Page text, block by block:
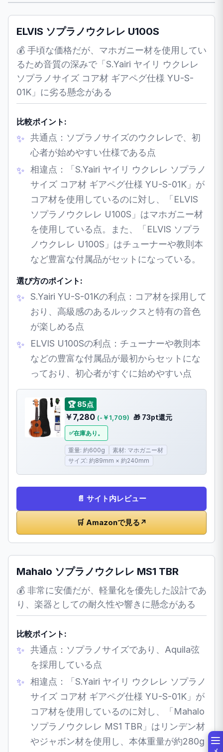
ELVIS ソプラノウクレレ U100S
💰 手頃な価格だが、マホガニー材を使用してい
るため音質の深みで「S.Yairi ヤイリ ウクレレ
ソプラノサイズ コア材 ギアペグ仕様 YU-S-
01K」に劣る懸念がある
比較ポイント:
共通点：ソプラノサイズのウクレレで、初
心者が始めやすい仕様である点
相違点：「S.Yairi ヤイリ ウクレレ ソプラノ
サイズ コア材 ギアペグ仕様 YU-S-01K」が
コア材を使用しているのに対し、「ELVIS
ソプラノウクレレ U100S」はマホガニー材
を使用している点。また、「ELVIS ソプラ
ノウクレレ U100S」はチューナーや教則本
など豊富な付属品がセットになっている。
選び方のポイント:
S.Yairi YU-S-01Kの利点：コア材を採用して
おり、高級感のあるルックスと特有の音色
が楽しめる点
ELVIS U100Sの利点：チューナーや教則本
などの豊富な付属品が最初からセットにな
っており、初心者がすぐに始めやすい点
🏆 85点
￥7,280 (-￥1,709) 🎁 73pt還元
在庫あり。
重量: 約600g
素材: マホガニー材
サイズ: 約89mm × 約240mm
📄 サイト内レビュー
🛒 Amazonで見る ↗
Mahalo ソプラノウクレレ MS1 TBR
💰 非常に安価だが、軽量化を優先した設計であ
り、楽器としての耐久性や響きに懸念がある
比較ポイント:
共通点：ソプラノサイズであり、Aquila弦
を採用している点
相違点：「S.Yairi ヤイリ ウクレレ ソプラノ
サイズ コア材 ギアペグ仕様 YU-S-01K」が
コア材を使用しているのに対し、「Mahalo
ソプラノウクレレ MS1 TBR」はリンデン材
やジャボン材を使用し、本体重量が約280g